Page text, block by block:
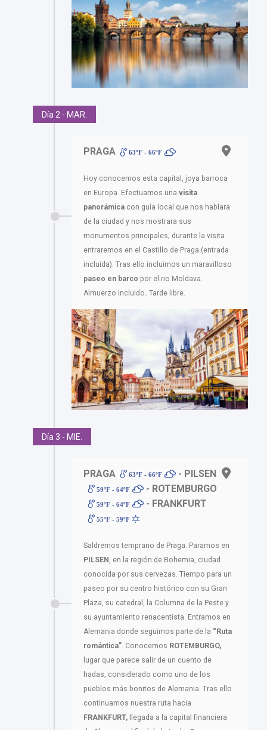
Día 2 - MAR.
PRAGA 63ºF - 66ºF
Hoy conocemos esta capital, joya barroca
en Europa. Efectuamos una visita
panorámica con guía local que nos hablara
de la ciudad y nos mostrara sus
monumentos principales; durante la visita
entraremos en el Castillo de Praga (entrada
incluida). Tras ello incluimos un maravilloso
paseo en barco por el rio Moldava.
Almuerzo incluido. Tarde libre.
Día 3 - MIE.
PRAGA 63ºF - 66ºF - PILSEN
59ºF - 64ºF - ROTEMBURGO
59ºF - 64ºF - FRANKFURT
55ºF - 59ºF
Saldremos temprano de Praga. Paramos en
PILSEN , en la región de Bohemia, ciudad
conocida por sus cervezas. Tiempo para un
paseo por su centro histórico con su Gran
Plaza, su catedral, la Columna de la Peste y
su ayuntamiento renacentista. Entramos en
Alemania donde seguimos parte de la “Ruta
romántica” . Conocemos ROTEMBURGO,
lugar que parece salir de un cuento de
hadas, considerado como uno de los
pueblos más bonitos de Alemania. Tras ello
continuamos nuestra ruta hacia
FRANKFURT, llegada a la capital financiera